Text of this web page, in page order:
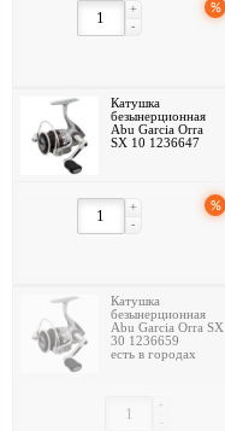
-
+ %
Катушка
безынерционная
Abu Garcia Orra
SX 10 1236647
-
+ %
Катушка
безынерционная
Abu Garcia Orra SX
30 1236659
есть в городах
-
+